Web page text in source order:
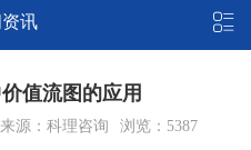
讯 
值流图的应用
源：科理咨询 浏览：5387